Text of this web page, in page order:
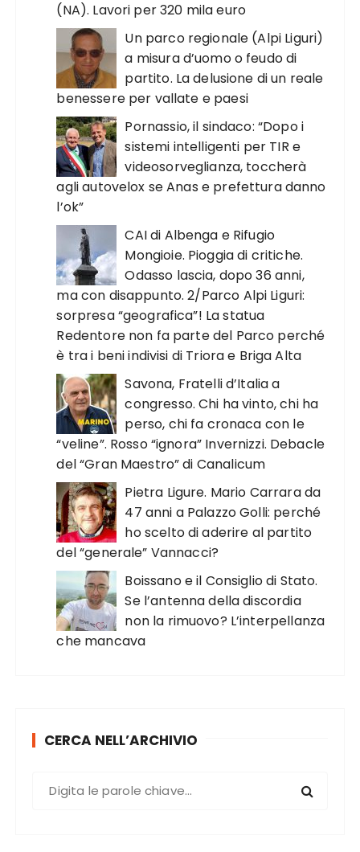
(NA). Lavori per 320 mila euro
Un parco regionale (Alpi Liguri)
a misura d’uomo o feudo di
partito. La delusione di un reale
benessere per vallate e paesi
Pornassio, il sindaco: “Dopo i
sistemi intelligenti per TIR e
videosorveglianza, toccherà
agli autovelox se Anas e prefettura danno
l’ok”
CAI di Albenga e Rifugio
Mongioie. Pioggia di critiche.
Odasso lascia, dopo 36 anni,
ma con disappunto. 2/Parco Alpi Liguri:
sorpresa “geografica”! La statua
Redentore non fa parte del Parco perché
è tra i beni indivisi di Triora e Briga Alta
Savona, Fratelli d’Italia a
congresso. Chi ha vinto, chi ha
perso, chi fa cronaca con le
“veline”. Rosso “ignora” Invernizzi. Debacle
del “Gran Maestro” di Canalicum
Pietra Ligure. Mario Carrara da
47 anni a Palazzo Golli: perché
ho scelto di aderire al partito
del “generale” Vannacci?
Boissano e il Consiglio di Stato.
Se l’antenna della discordia
non la rimuovo? L’interpellanza
che mancava
CERCA NELL’ARCHIVIO